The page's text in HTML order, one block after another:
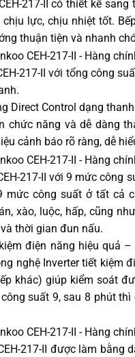
217-II có thiết kế
lực, chịu nhiệt tốt.
thuận tiện và nhanh
217-II với tổng công
Direct Control dạng
chức năng và dễ dàng
cảnh báo rõ ràng, dễ
217-II với 9 mức công
mức công suất ở tất cả
xào, luộc, hấp, cũng
thời gian đun nấu.
điện năng hiệu quả
nghệ Inverter tiết kiệm
khác) giúp kiểm soát
suất 9, sau 8 phút
217-II được làm bằng